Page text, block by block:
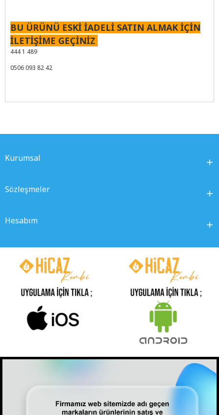
BU ÜRÜNÜ ESKİ İADELİ SATIN ALMAK İÇİN
İLETİŞİME GEÇİNİZ
444 1 489
0506 093 82 42
Kurumsal
Sözleşmeler
Hesabım